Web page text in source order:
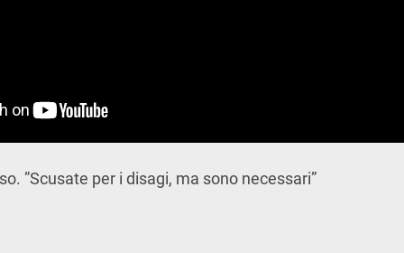
”Scusate per i disagi, ma sono necessari”